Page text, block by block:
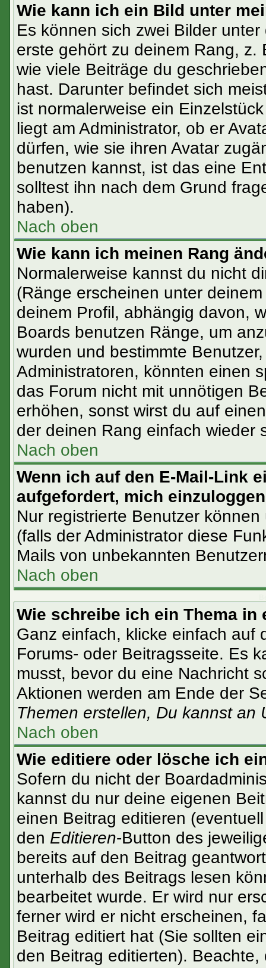
Wie kann ich ein Bild unter
Es können sich zwei Bilder
erste gehört zu deinem Rang,
wie viele Beiträge du
hast. Darunter befindet sich
ist normalerweise ein
liegt am Administrator, ob er
dürfen, wie sie ihren Avatar
benutzen kannst, ist das eine
solltest ihn nach dem Grund
haben).
Nach oben
Wie kann ich meinen Rang
Normalerweise kannst du nicht
(Ränge erscheinen unter
deinem Profil, abhängig davon,
Boards benutzen Ränge, um
wurden und bestimmte
Administratoren, könnten einen
das Forum nicht mit unnötigen
erhöhen, sonst wirst du auf
der deinen Rang einfach wieder
Nach oben
Wenn ich auf den E-Mail-Link
aufgefordert, mich
Nur registrierte Benutzer
(falls der Administrator diese
Mails von unbekannten
Nach oben
Wie schreibe ich ein Thema in
Ganz einfach, klicke einfach auf
Forums- oder Beitragsseite. Es
musst, bevor du eine Nachricht
Aktionen werden am Ende der
Themen erstellen, Du kannst an
Nach oben
Wie editiere oder lösche ich
Sofern du nicht der
kannst du nur deine eigenen
einen Beitrag editieren
den Editieren-Button des
bereits auf den Beitrag
unterhalb des Beitrags lesen
bearbeitet wurde. Er wird nur
ferner wird er nicht erscheinen,
Beitrag editiert hat (Sie sollten
den Beitrag editierten).